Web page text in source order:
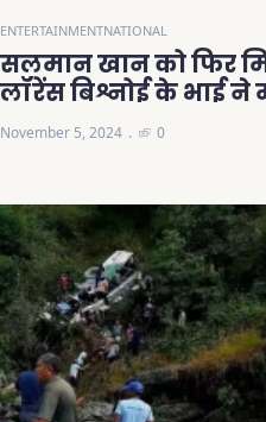
ENTERTAINMENTNATIONAL
सलमान खान को फिर
लॉरेंस बिश्नोई के भाई ने
November 5, 2024 0